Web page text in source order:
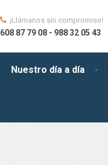
Nuestro día a día
¡Llámanos sin compromiso!
608 87 79 08 - 988 32 05 43